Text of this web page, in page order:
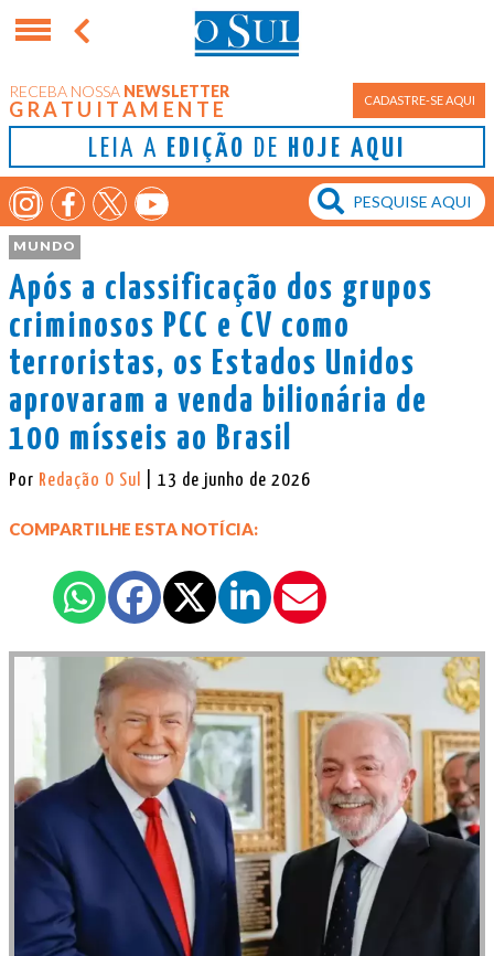
RECEBA NOSSA NEWSLETTER
GRATUITAMENTE CADASTRE-SE AQUI
LEIA A EDIÇÃO DE HOJE AQUI
MUNDO
Após a classificação dos grupos
criminosos PCC e CV como
terroristas, os Estados Unidos
aprovaram a venda bilionária de
100 mísseis ao Brasil
Por Redação O Sul | 13 de junho de 2026
COMPARTILHE ESTA NOTÍCIA: